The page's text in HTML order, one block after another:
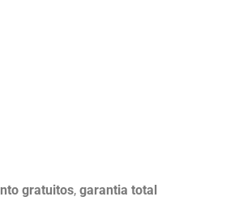
gratuitos, garantia total